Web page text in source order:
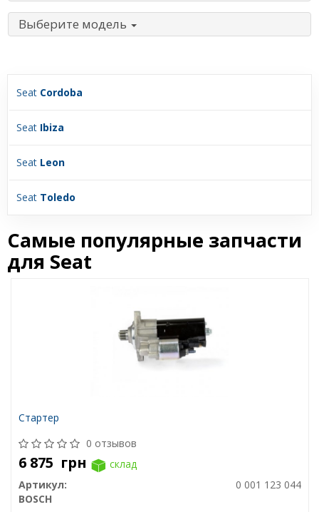
Выберите модель
Seat Cordoba
Seat Ibiza
Seat Leon
Seat Toledo
Самые популярные запчасти
для Seat
Стартер
0 отзывов
6 875 грн
склад
Артикул:
0 001 123 044
BOSCH